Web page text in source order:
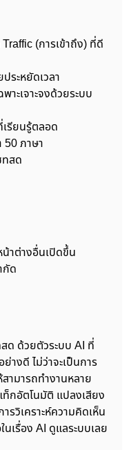
(การเข้าถึง) ที่ดี
ระหยัดเวลา
ะเจาะจงด้วยระบบ
รียนรู้ตลอด
50 ภาษา
ทสด
าต่างอื่นเปิดขึ้น
กัด
ด ด้วยตัวระบบ AI ที่
างดี ไม่ว่าจะเป็นการ
ามารถทำงานหลาย
ท็กอัตโนมัติ แปลงเสียง
รวิเคราะห์ความคิดเห็น
นเรื่อง AI ดูแลระบบเลย